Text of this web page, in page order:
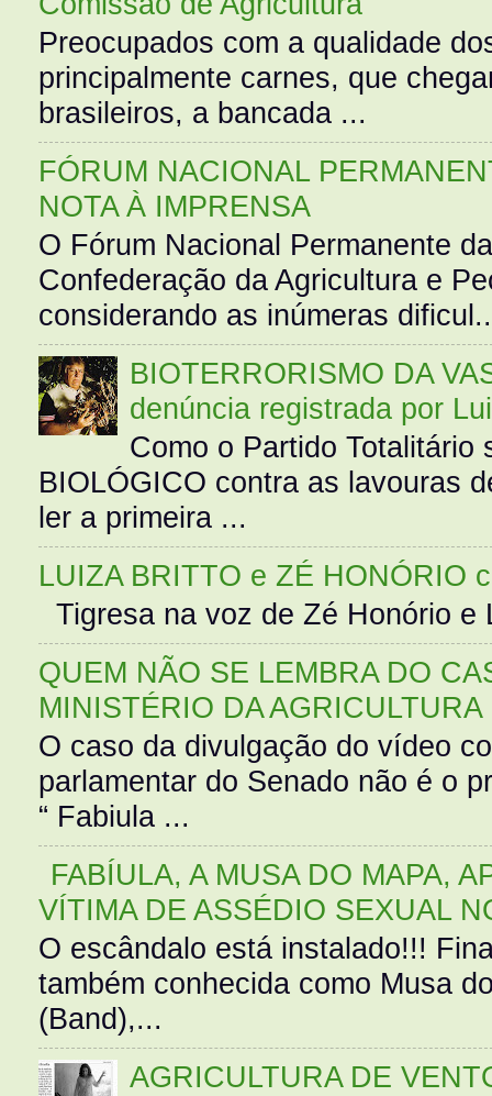
Preocupados com a qualidade
principalmente carnes, que
brasileiros, a bancada ...
FÓRUM NACIONAL
NOTA À IMPRENSA
O Fórum Nacional Permanente
Confederação da Agricultura e
considerando as inúmeras
BIOTERRORISMO DA
denúncia registrada por
Como o Partido Totalitário
BIOLÓGICO contra as lavouras
ler a primeira ...
LUIZA BRITTO e ZÉ HONÓRIO
Tigresa na voz de Zé Honório
QUEM NÃO SE LEMBRA DO
MINISTÉRIO DA AGRICULTURA
O caso da divulgação do vídeo
parlamentar do Senado não é o
“ Fabiula ...
FABÍULA, A MUSA DO MAPA,
VÍTIMA DE ASSÉDIO SEXUAL
O escândalo está instalado!!!
também conhecida como Musa
(Band),...
AGRICULTURA DE